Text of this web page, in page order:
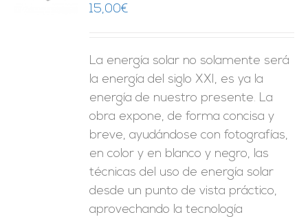
15,00€
La energía solar no solamente será
la energía del siglo XXI, es ya la
energía de nuestro presente. La
obra expone, de forma concisa y
breve, ayudándose con fotografías,
en color y en blanco y negro, las
técnicas del uso de energía solar
desde un punto de vista práctico,
aprovechando la tecnología